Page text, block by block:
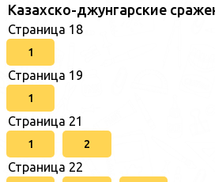
Казахско-джунгарские
Страница 18
1
Страница 19
1
Страница 21
1 2
Страница 22